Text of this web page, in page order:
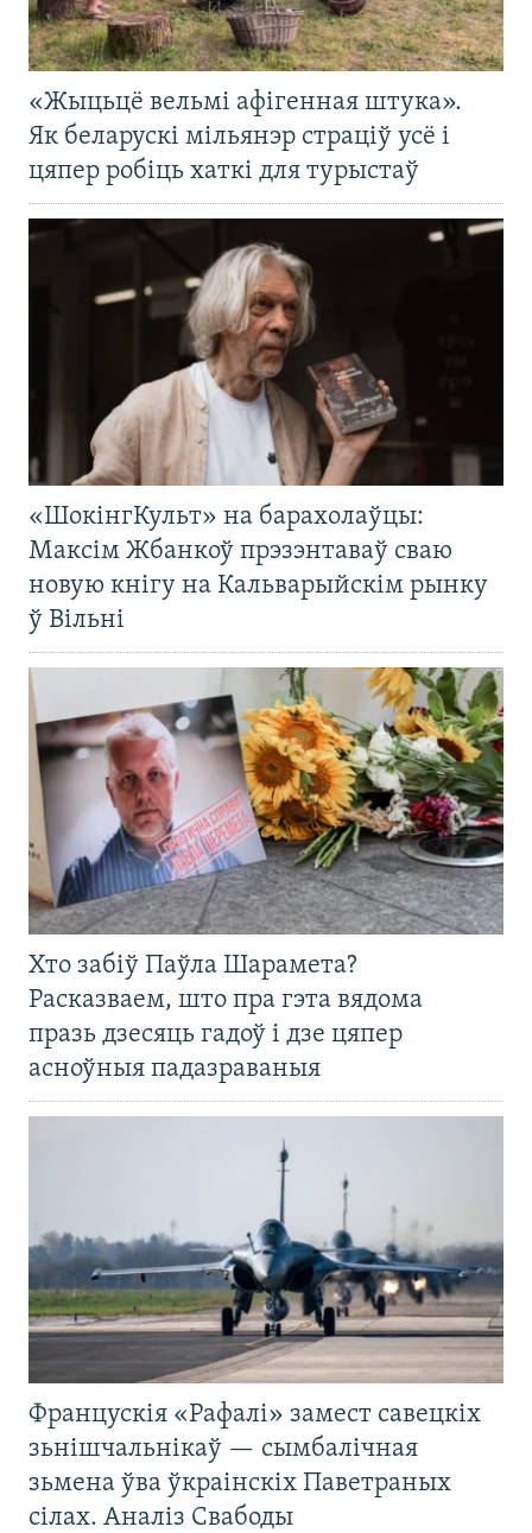
«Жыцьцё вельмі афігенная штука».
Як беларускі мільянэр страціў усё і
цяпер робіць хаткі для турыстаў
«ШокінгКульт» на барахолаўцы:
Максім Жбанкоў прэзэнтаваў сваю
новую кнігу на Кальварыйскім рынку
ў Вільні
Хто забіў Паўла Шарамета?
Расказваем, што пра гэта вядома
празь дзесяць гадоў і дзе цяпер
асноўныя падазраваныя
Францускія «Рафалі» замест савецкіх
зьнішчальнікаў — сымбалічная
зьмена ўва ўкраінскіх Паветраных
сілах. Аналіз Свабоды